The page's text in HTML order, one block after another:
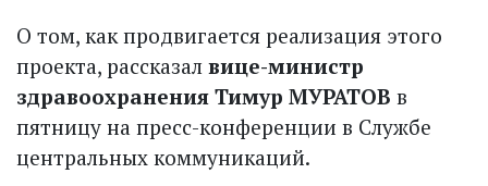
О том, как продвигается реализация этого
проекта, рассказал вице-министр
здравоохранения Тимур МУРАТОВ в
пятницу на пресс-конференции в Службе
центральных коммуникаций.